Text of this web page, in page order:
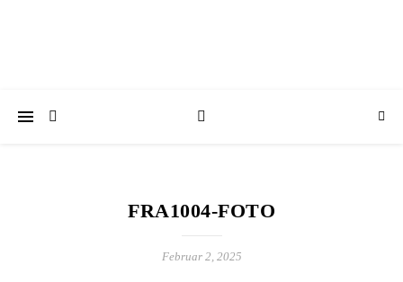
FRA1004-FOTO
Februar 2, 2025